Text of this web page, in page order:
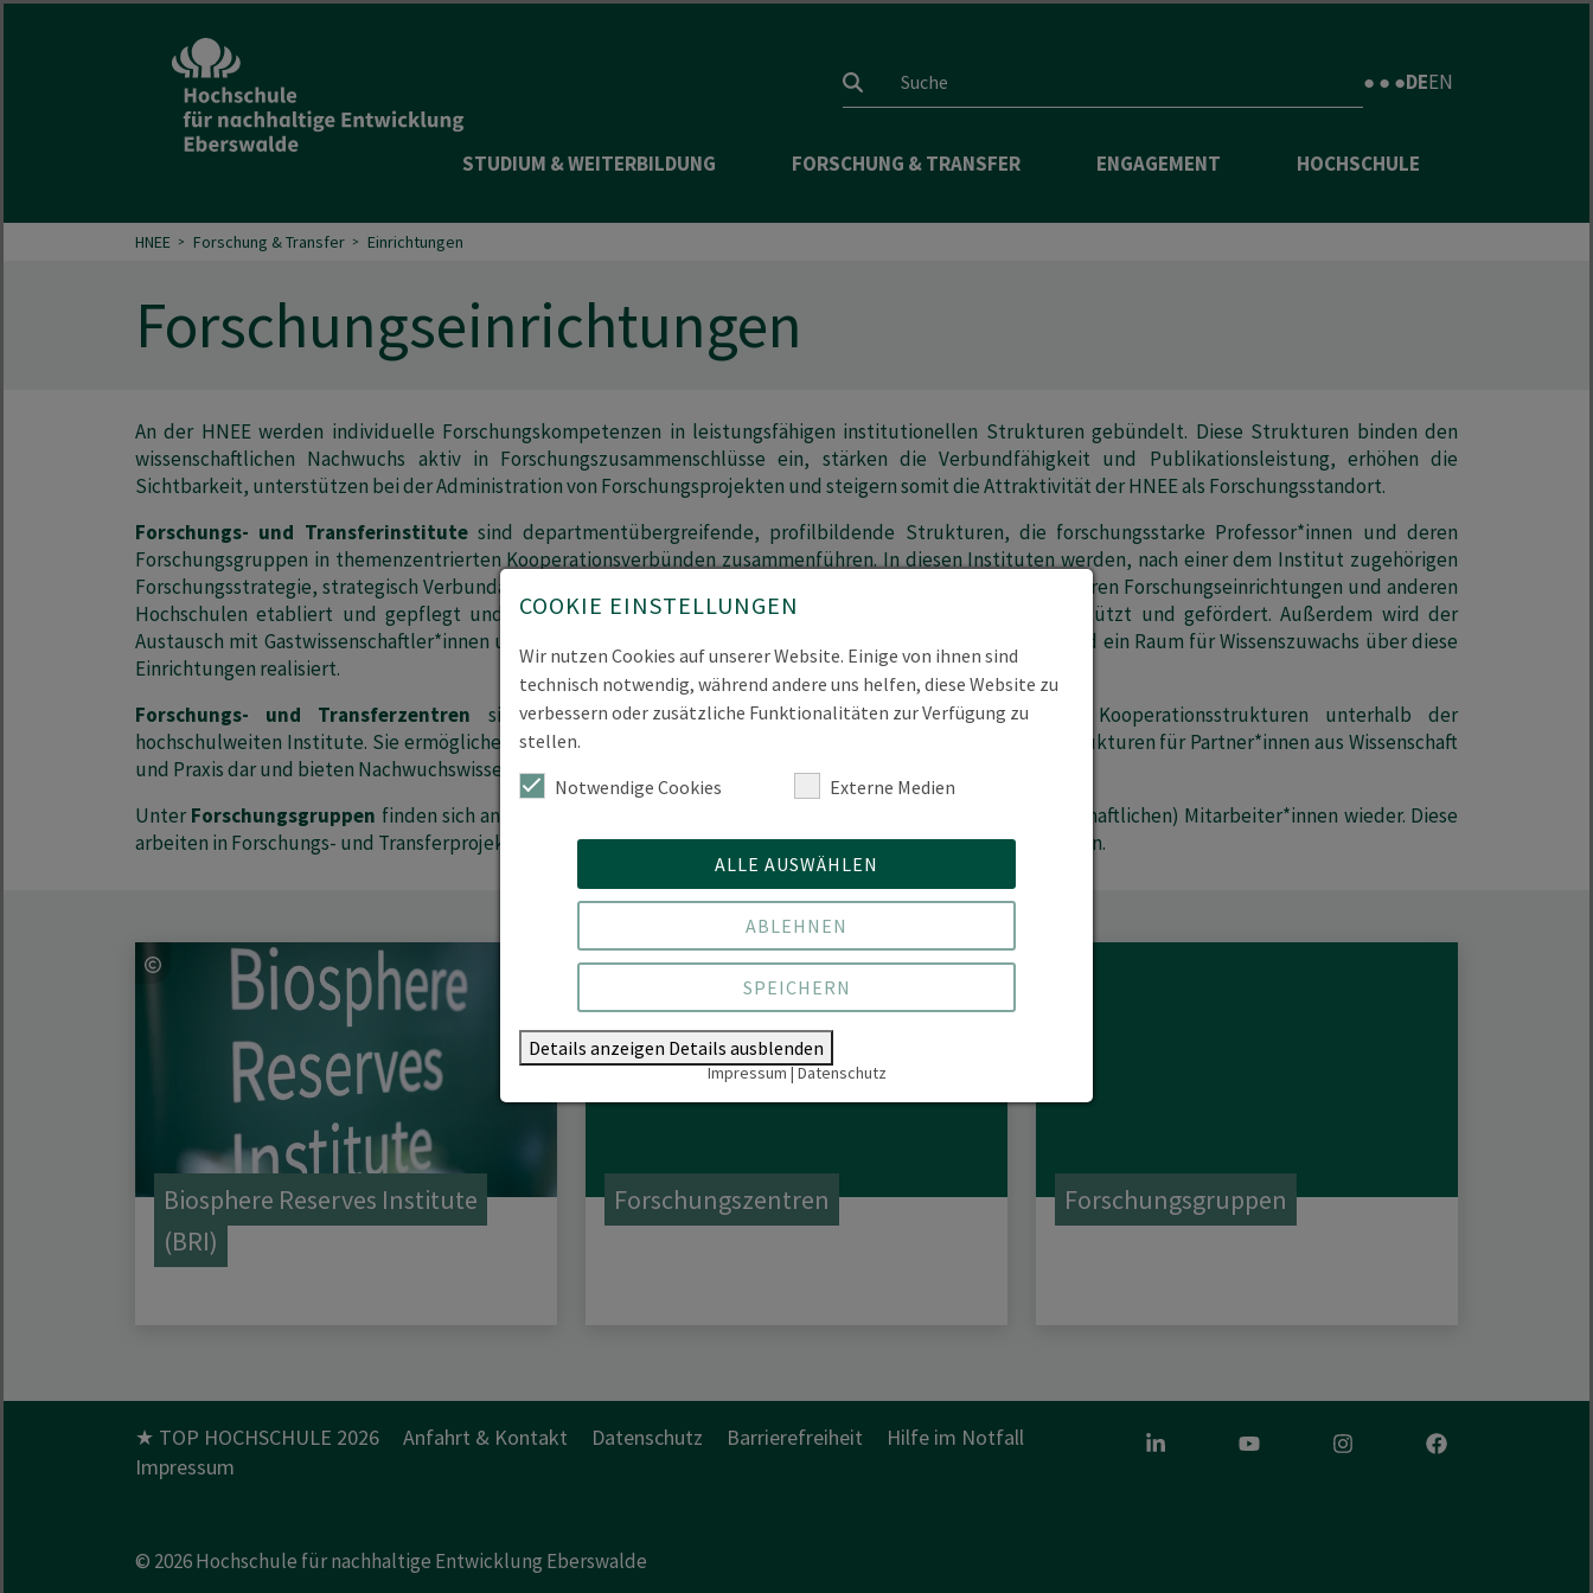
Suchfeld
● ● ●DEEN
STUDIUM & WEITERBILDUNG FORSCHUNG & TRANSFER ENGAGEMENT HOCHSCHULE
HNEE Forschung & Transfer Einrichtungen
Forschungseinrichtungen
An der HNEE werden individuelle Forschungskompetenzen in leistungsfähigen institutionellen Strukturen gebündelt. Diese Strukturen binden den
wissenschaftlichen Nachwuchs aktiv in Forschungszusammenschlüsse ein, stärken die Verbundfähigkeit und Publikationsleistung, erhöhen die
Sichtbarkeit, unterstützen bei der Administration von Forschungsprojekten und steigern somit die Attraktivität der HNEE als Forschungsstandort.
Forschungs- und Transferinstitutesind departmentübergreifende, profilbildende Strukturen, die forschungsstarke Professor*innen und deren
Forschungsgruppen in themenzentrierten Kooperationsverbünden zusammenführen. In diesen Instituten werden, nach einer dem Institut zugehörigen
Forschungsstrategie, strategisch Verbundanträge geplant und umgesetzt, Kooperationen mit außeruniversitären Forschungseinrichtungen und anderen
Hochschulen etabliert und gepflegt und Nachwuchswissenschaftler*innen in ihrer Karriereplanung unterstützt und gefördert. Außerdem wird der
Austausch mit Gastwissenschaftler*innen und außeruniversitären Forschungseinrichtungen ermöglicht. So wird ein Raum für Wissenszuwachs über diese
Einrichtungen realisiert.
Forschungs- und Transferzentren sind thematisch fokussierte, einem Department zugeordnete Kooperationsstrukturen unterhalb der
hochschulweiten Institute. Sie ermöglichen eine themenzentrierte Profilierung, stellen sichtbare Ansprechstrukturen für Partner*innen aus Wissenschaft
und Praxis dar und bieten Nachwuchswissenschaftler*innen strukturierte Qualifizierungsmöglichkeiten.
UnterForschungsgruppen finden sich an der HNEE die einer bestimmten Professur zugeordneten (wissenschaftlichen) Mitarbeiter*innen wieder. Diese
arbeiten in Forschungs- und Transferprojekten thematisch fokussiert, einem Department zugeordnet zusammen.
Biosphere Reserves Institute
(BRI)
Forschungszentren Forschungsgruppen
★ TOP HOCHSCHULE 2026 Anfahrt & Kontakt Datenschutz Barrierefreiheit
Hilfe im Notfall
Impressum
LinkedIn Youtube InstagramFacebook
© 2026Hochschule für nachhaltige Entwicklung Eberswalde
COOKIE EINSTELLUNGEN
Wir nutzen Cookies auf unserer Website. Einige von ihnen sind
technisch notwendig, während andere uns helfen, diese Website zu
verbessern oder zusätzliche Funktionalitäten zur Verfügung zu
stellen.
Notwendige Cookies
Externe Medien
ALLE AUSWÄHLEN
ABLEHNEN
SPEICHERN
Details anzeigen Details ausblenden
Impressum|Datenschutz